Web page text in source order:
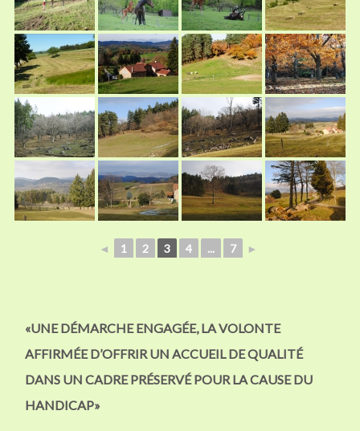
◄ 1 2 3 4 ... 7 ►
«UNE DÉMARCHE ENGAGÉE, LA VOLONTE
AFFIRMÉE D’OFFRIR UN ACCUEIL DE QUALITÉ
DANS UN CADRE PRÉSERVÉ POUR LA CAUSE DU
HANDICAP»